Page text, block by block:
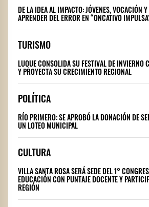
DE LA IDEA AL IMPACTO: JÓVENES, VOCACIÓN
APRENDER DEL ERROR EN “ONCATIVO
TURISMO
LUQUE CONSOLIDA SU FESTIVAL DE INVIERNO
Y PROYECTA SU CRECIMIENTO REGIONAL
POLÍTICA
RÍO PRIMERO: SE APROBÓ LA DONACIÓN DE
UN LOTEO MUNICIPAL
CULTURA
VILLA SANTA ROSA SERÁ SEDE DEL 1°
EDUCACIÓN CON PUNTAJE DOCENTE Y
REGIÓN